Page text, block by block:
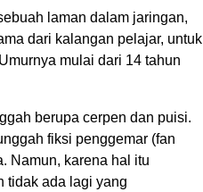
laman dalam jaringan,
dari kalangan pelajar, untuk
mulai dari 14 tahun
berupa cerpen dan puisi.
fiksi penggemar (fan
Namun, karena hal itu
tidak ada lagi yang